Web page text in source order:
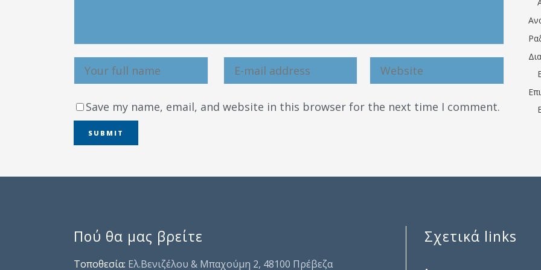
Save my name, email, and website in this browser for the next time I comment.
Πού θα μας βρείτε
Τοποθεσία: Ελ.Βενιζέλου & Μπαχούμη 2, 48100 Πρέβεζα
Σχετικά links
.